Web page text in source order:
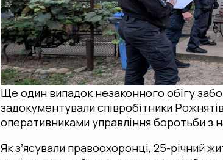
Ще один випадок незаконного обігу
задокументували співробітники
оперативниками управління боротьби з
Як зʼясували правоохоронці, 25-річний